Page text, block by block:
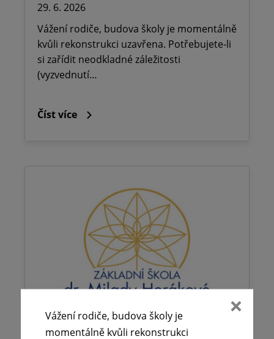
29. 6. 2026
Vážení rodiče, budova školy je momentálně
kvůli rekonstrukci uzavřena. Potřebujete-li
si zařídit neodkladné záležitosti
(vyzvednutí…
Číst více
Vážení rodiče, budova školy je
momentálně kvůli rekonstrukci